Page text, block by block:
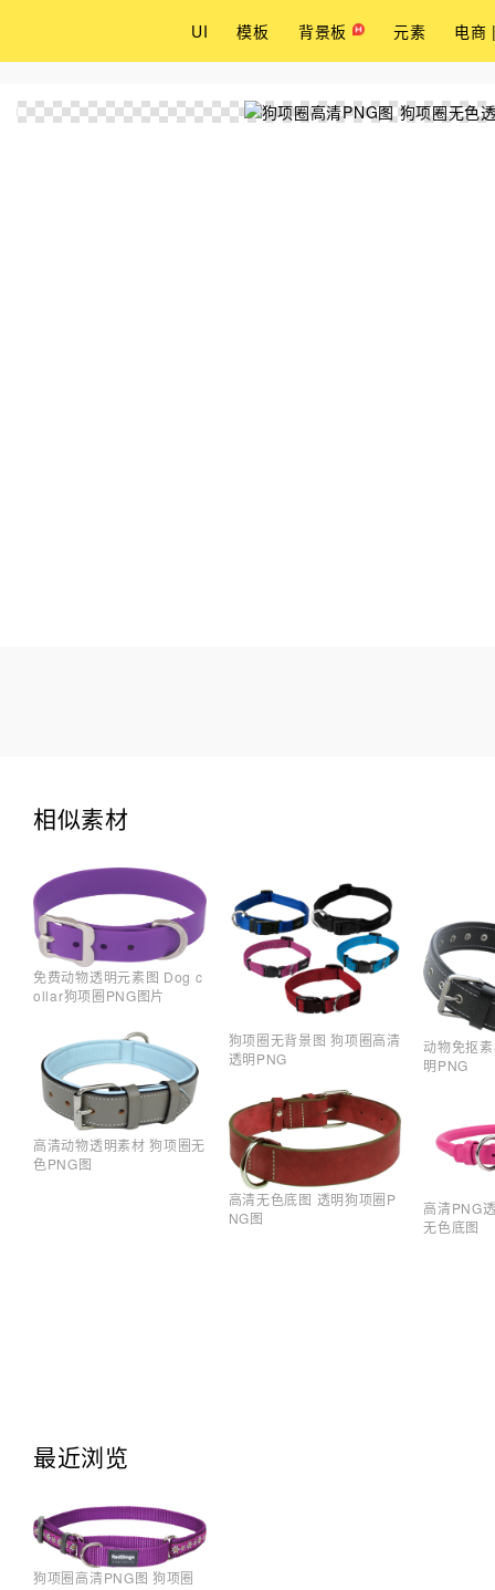
UI 模板 背景板 元素 电商
相似素材
免费动物透明元素图 Dog c
ollar狗项圈PNG图片
高清动物透明素材 狗项圈无
色PNG图
狗项圈无背景图 狗项圈高清
透明PNG
高清无色底图 透明狗项圈P
NG图
动物免抠
明PNG
高清PNG
无色底图
最近浏览
狗项圈高清PNG图 狗项圈